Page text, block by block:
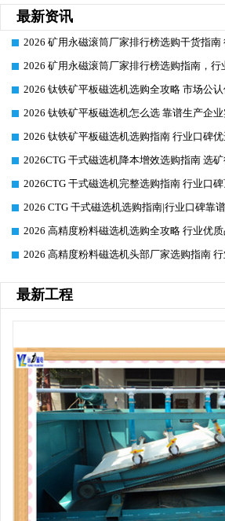
最新资讯
2026 矿用永磁滚筒厂家排行榜选购干货指
2026 矿用永磁滚筒厂家排行榜选购指南，
2026 钛铁矿平板磁选机选购全攻略 市场公
2026 钛铁矿平板磁选机怎么选 靠谱生产企
2026 钛铁矿平板磁选机选购指南 行业口碑优
2026CTG 干式磁选机降本增效选购指南 选
2026CTG 干式磁选机完整选购指南 行业口
2026 CTG 干式磁选机选购指南|行业口碑靠
2026 高精度粉料磁选机选购全攻略 行业优
2026 高精度粉料磁选机头部厂家选购指南
最新工程